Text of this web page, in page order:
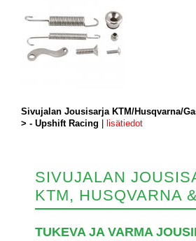
Sivujalan Jousisarja KTM/Husqvarna/
> - Upshift Racing | lisätiedot
SIVUJALAN
KTM, HUSQVARNA
TUKEVA JA VARMA